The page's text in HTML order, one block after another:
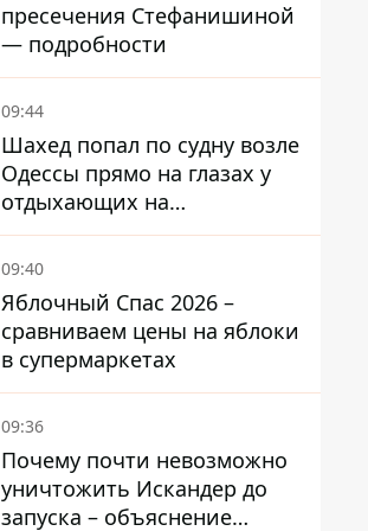
пресечения Стефанишиной
— подробности
09:44
Шахед попал по судну возле
Одессы прямо на глазах у
отдыхающих на
переполненном пляже
09:40
Яблочный Спас 2026 –
сравниваем цены на яблоки
в супермаркетах
09:36
Почему почти невозможно
уничтожить Искандер до
запуска – объяснение